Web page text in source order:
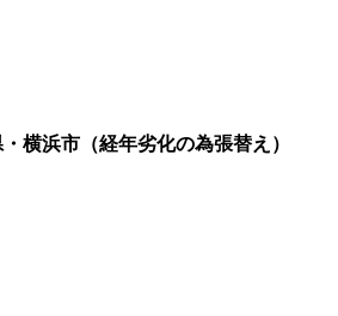
横浜市（経年劣化の為張替え）